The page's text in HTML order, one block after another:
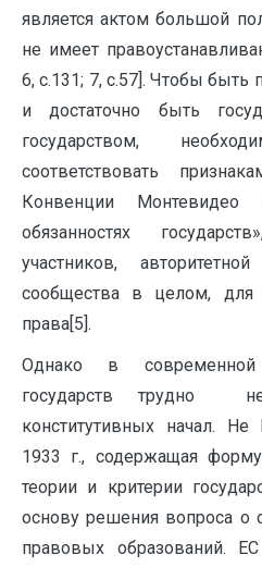
является актом большой
не имеет
6, с.131; 7, с.57]. Чтобы
и достаточно быть
государством,
соответствовать
Конвенции
обязанностях
участников,
сообщества в целом, для
права[5].
Однако в современной
государств трудно
конститутивных начал.
1933 г., содержащая
теории и критерии
основу решения вопроса о
правовых образований.